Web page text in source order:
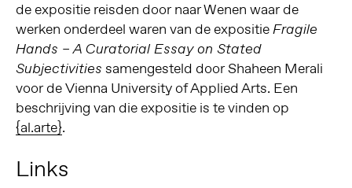
de expositie reisden door naar Wenen waar de
werken onderdeel waren van de expositieFragile
Hands – A Curatorial Essay on Stated
Subjectivities samengesteld door Shaheen Merali
voor de Vienna University of Applied Arts. Een
beschrijving van die expositie is te vinden op
{al.arte}.
Links